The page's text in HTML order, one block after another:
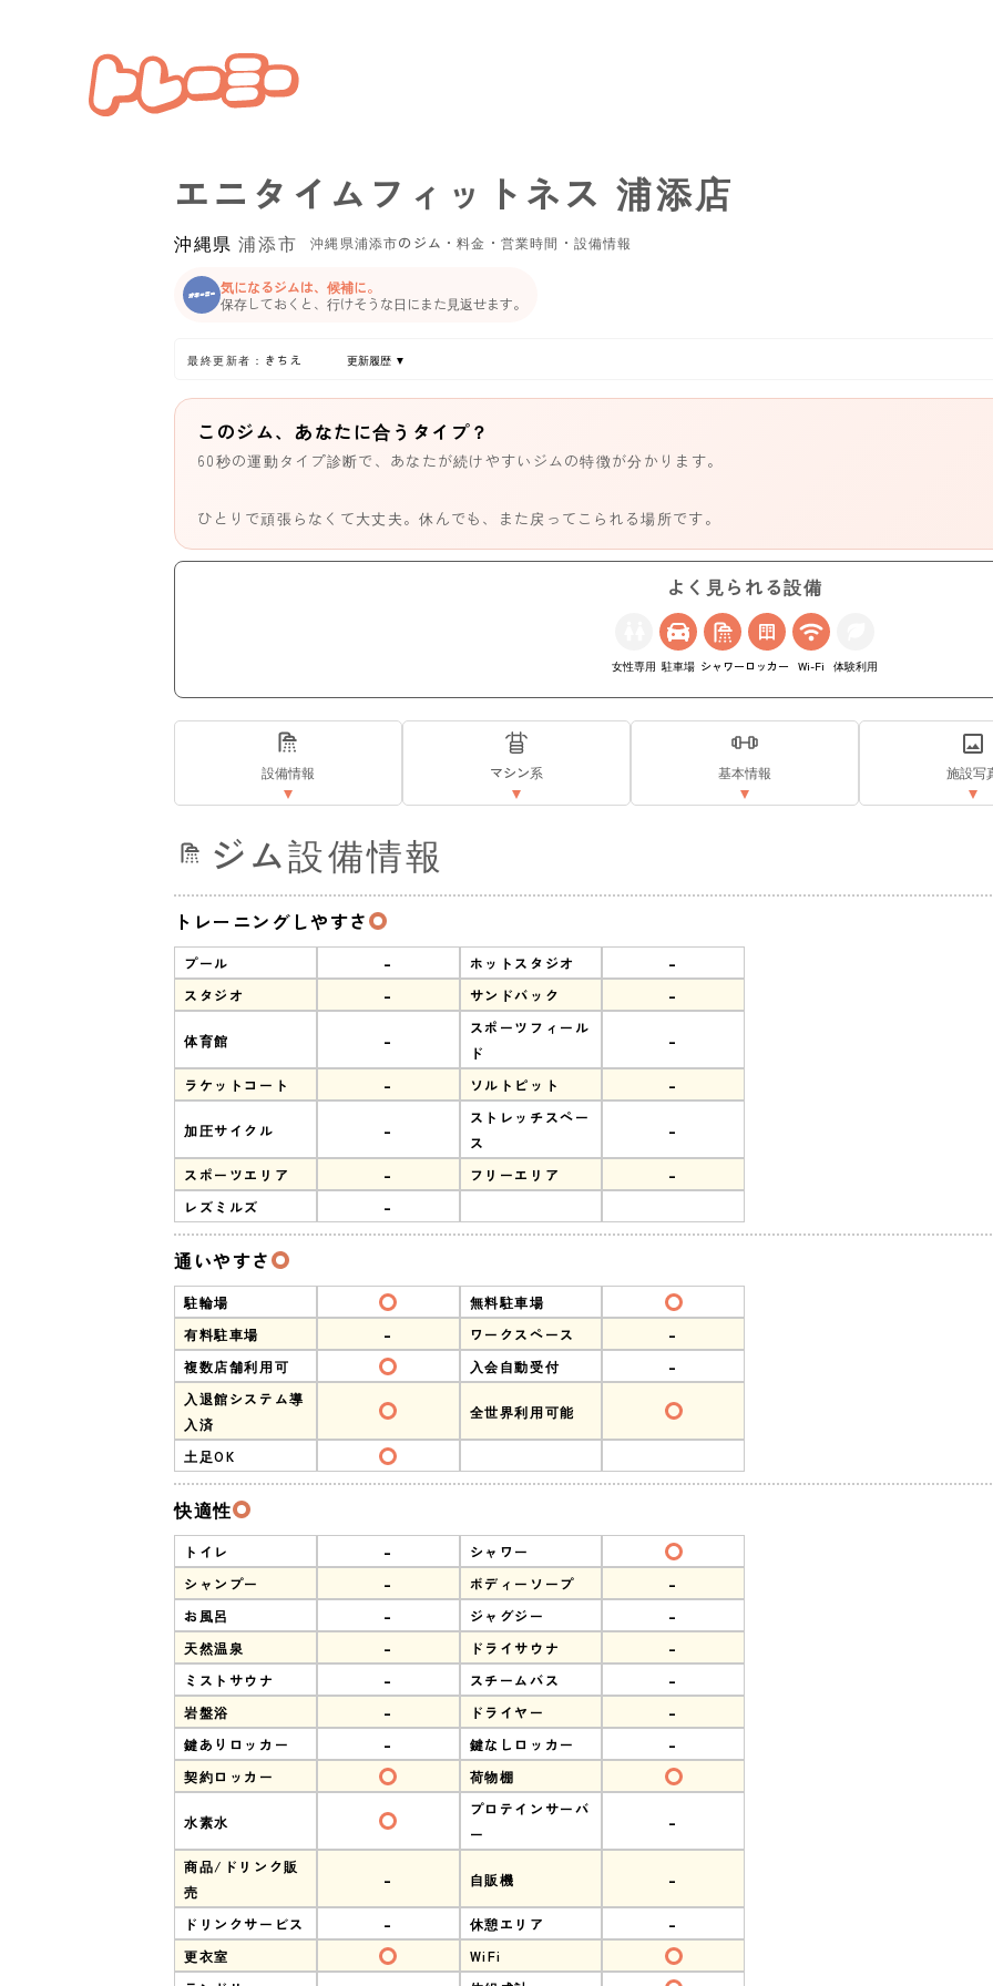
エニタイムフィットネス 浦添店
沖縄県 浦添市 沖縄県浦添市のジム・料金・営業時間・設備情報
気になるジムは、候補に。
保存しておくと、行けそうな日にまた見返せます。
最終更新者：きちえ 更新履歴 ▼
このジム、あなたに合うタイプ？
60秒の運動タイプ診断で、あなたが続けやすいジムの特徴が分かります。
ひとりで頑張らなくて大丈夫。休んでも、また戻ってこられる場所です。
よく見られる設備
女性専用 駐車場 シャワー ロッカー Wi-Fi 体験利用
設備情報 マシン系 基本情報 施設写
ジム設備情報
トレーニングしやすさ
プール - ホットスタジオ -
スタジオ - サンドバック -
体育館 -
スポーツフィール
ド
-
ラケットコート - ソルトピット -
加圧サイクル -
ストレッチスペー
ス
-
スポーツエリア - フリーエリア -
レズミルズ -
通いやすさ
駐輪場
無料駐車場
有料駐車場
- ワークスペース -
複数店舗利用可 入会自動受付 -
入退館システム導
入済
全世界利用可能
土足OK
快適性
トイレ -
シャワー
シャンプー
- ボディーソープ -
お風呂 - ジャグジー -
天然温泉 - ドライサウナ -
ミストサウナ - スチームバス -
岩盤浴 - ドライヤー -
鍵ありロッカー - 鍵なしロッカー -
契約ロッカー 荷物棚
水素水
プロテインサーバ
ー
-
商品/ドリンク販
売
- 自販機 -
ドリンクサービス - 休憩エリア -
更衣室
WiFi